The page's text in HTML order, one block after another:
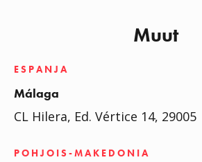
Muut
ESPANJA
Málaga
CL Hilera, Ed. Vértice 14, 29005
POHJOIS-MAKEDONIA